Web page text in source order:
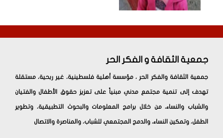
جمعية الثقافة و الفكر الحر
جمعية الثقافة والفكر الحر ، مؤسسة أهلية فلسطينية، غير ربحية، مستقلة
تهدف إلى تنمية مجتمع مدني مبنياً على تعزيز حقوق الأطفال والفتيان
والشباب والنساء، من خلال برامج المعلومات والبحوث التطبيقية، وتطوير
الطفل، وتمكين النساء، والدمج المجتمعي للشباب، والمناصرة والاتصال